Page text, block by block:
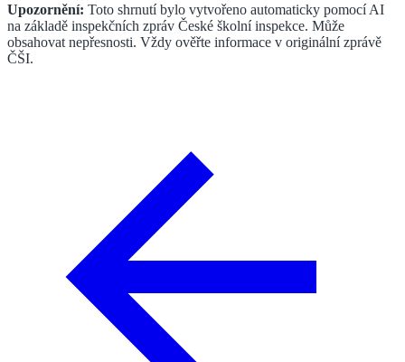
Upozornění: Toto shrnutí bylo vytvořeno automaticky pomocí AI
na základě inspekčních zpráv České školní inspekce. Může
obsahovat nepřesnosti. Vždy ověřte informace v originální zprávě
ČŠI.